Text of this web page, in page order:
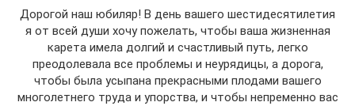
Дорогой наш юбиляр! В день вашего шестидесятилетия
я от всей души хочу пожелать, чтобы ваша жизненная
карета имела долгий и счастливый путь, легко
преодолевала все проблемы и неурядицы, а дорога,
чтобы была усыпана прекрасными плодами вашего
многолетнего труда и упорства, и чтобы непременно вас